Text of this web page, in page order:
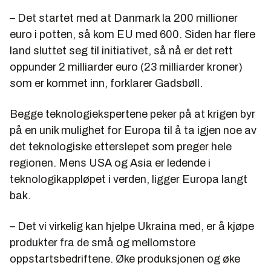
– Det startet med at Danmark la 200 millioner
euro i potten, så kom EU med 600. Siden har flere
land sluttet seg til initiativet, så nå er det rett
oppunder 2 milliarder euro (23 milliarder kroner)
som er kommet inn, forklarer Gadsbøll.
Begge teknologiekspertene peker på at krigen byr
på en unik mulighet for Europa til å ta igjen noe av
det teknologiske etterslepet som preger hele
regionen. Mens USA og Asia er ledende i
teknologikappløpet i verden, ligger Europa langt
bak.
– Det vi virkelig kan hjelpe Ukraina med, er å kjøpe
produkter fra de små og mellomstore
oppstartsbedriftene. Øke produksjonen og øke